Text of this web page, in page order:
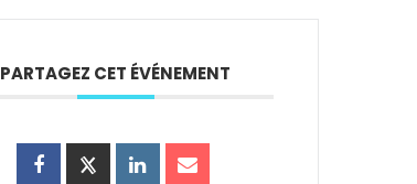
PARTAGEZ CET ÉVÉNEMENT